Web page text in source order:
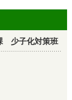
少子化対策班